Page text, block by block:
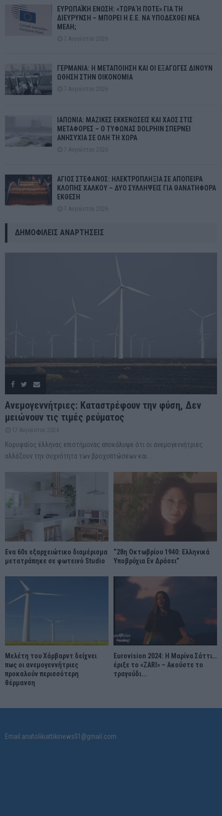
ΕΥΡΩΠΑΪΚΗ ΕΝΩΣΗ: «ΤΩΡΑ Ή ΠΟΤΕ» ΓΙΑ ΤΗ
ΔΙΕΥΡΥΝΣΗ – ΜΠΟΡΕΙ Η Ε.Ε. ΝΑ ΥΠΟΔΕΧΘΕΙ ΝΕΑ
ΜΕΛΗ;
7 Αυγούστου 2026
ΓΕΡΜΑΝΙΑ: Η ΜΕΤΑΠΟΙΗΣΗ ΚΑΙ ΟΙ ΕΞΑΓΩΓΕΣ ΔΙΝΟΥΝ
ΩΘΗΣΗ ΣΤΗΝ ΟΙΚΟΝΟΜΙΑ
7 Αυγούστου 2026
ΙΑΠΩΝΙΑ: ΜΑΖΙΚΕΣ ΕΚΚΕΝΩΣΕΙΣ ΚΑΙ ΧΑΟΣ ΣΤΙΣ
ΜΕΤΑΦΟΡΕΣ – Ο ΤΥΦΩΝΑΣ DOLPHIN ΣΠΕΡΝΕΙ
ΑΝΗΣΥΧΙΑ ΣΕ ΟΛΗ ΤΗ ΧΩΡΑ
7 Αυγούστου 2026
ΑΓΙΟΣ ΣΤΕΦΑΝΟΣ: ΗΛΕΚΤΡΟΠΛΗΞΙΑ ΣΕ ΑΠΟΠΕΙΡΑ
ΚΛΟΠΗΣ ΧΑΛΚΟΥ – ΔΥΟ ΣΥΛΛΗΨΕΙΣ ΓΙΑ ΘΑΝΑΤΗΦΟΡΑ
ΕΚΘΕΣΗ
7 Αυγούστου 2026
ΔΗΜΟΦΙΛΕΊΣ ΑΝΑΡΤΉΣΕΙΣ
Ανεμογεννήτριες: Καταστρέφουν την φύση, Δεν
μειώνουν τις τιμές ρεύματος
17 Αυγούστου 2024
Κορυφαίος έλληνας επιστήμονας αποκάλυψε ότι οι ανεμογεννήτριες
αλλάζουν την συχνότητα των βροχοπτώσεων και...
Ένα 60s εξαρχειώτικο διαμέρισμα
μετατράπηκε σε φωτεινό Studio
“28η Οκτωβρίου 1940: Ελληνικά
Υποβρύχια Εν Δράσει”
Μελέτη του Χάρβαρντ δείχνει
πως οι ανεμογεννήτριες
προκαλούν περισσότερη
θέρμανση
Eurovision 2024: Η Μαρίνα Σάττι…
έριξε το «ZARI» – Ακούστε το
τραγούδι...
Email:anatolikiattikinews01@gmail.com